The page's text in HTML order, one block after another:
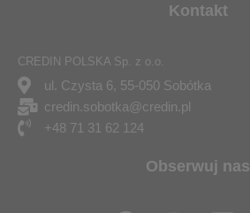
Kontakt
CREDIN POLSKA Sp. z o.o.
ul. Czysta 6, 55-050 Sobótka
credin.sobotka@credin.pl
+48 71 31 62 124
Obserwuj nas